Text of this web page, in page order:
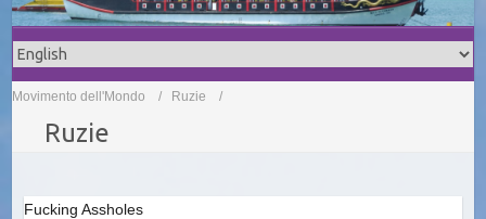
Movimento dell'Mondo Ruzie
Ruzie
Fucking Assholes